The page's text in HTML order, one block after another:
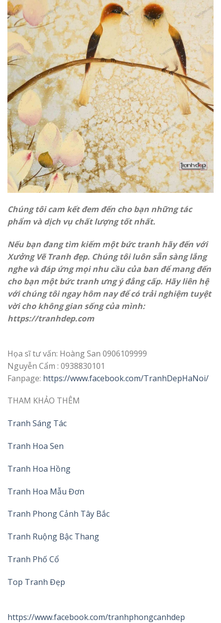
Chúng tôi cam kết đem đến cho bạn những tác
phẩm và dịch vụ chất lượng tốt nhất.
Nếu bạn đang tìm kiếm một bức tranh hãy đến với
Xưởng Vẽ Tranh đẹp. Chúng tôi luôn sẵn sàng lắng
nghe và đáp ứng mọi nhu cầu của ban để mang đến
cho bạn một bức tranh ưng ý đẳng cấp. Hãy liên hệ
với chúng tôi ngay hôm nay để có trải nghiệm tuyệt
vời cho không gian sống của mình:
https://tranhdep.com
Họa sĩ tư vấn: Hoàng San 0906109999
Nguyễn Cẩm : 0938830101
Fanpage: https://www.facebook.com/TranhDepHaNoi/
THAM KHẢO THÊM
Tranh Sáng Tác
Tranh Hoa Sen
Tranh Hoa Hồng
Tranh Hoa Mẫu Đơn
Tranh Phong Cảnh Tây Bắc
Tranh Ruộng Bậc Thang
Tranh Phố Cổ
Top Tranh Đẹp
https://www.facebook.com/tranhphongcanhdep